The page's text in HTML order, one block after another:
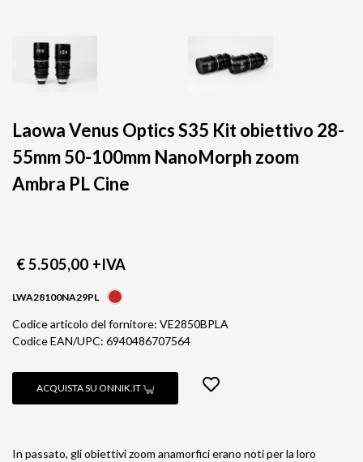
Laowa Venus Optics S35 Kit obiettivo 28-
55mm 50-100mm NanoMorph zoom
Ambra PL Cine
€ 5.505,00 +IVA
LWA28100NA29PL
Codice articolo del fornitore: VE2850BPLA
Codice EAN/UPC: 6940486707564
ACQUISTA SU ONNIK.IT
In passato, gli obiettivi zoom anamorfici erano noti per la loro